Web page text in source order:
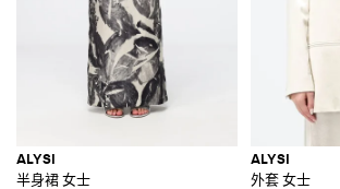
ALYSI
半身裙 女士
ALYSI
外套 女士